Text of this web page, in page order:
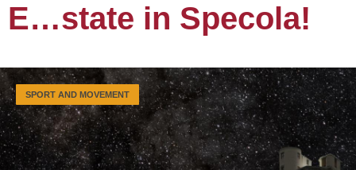
E…state in Specola!
SPORT AND MOVEMENT